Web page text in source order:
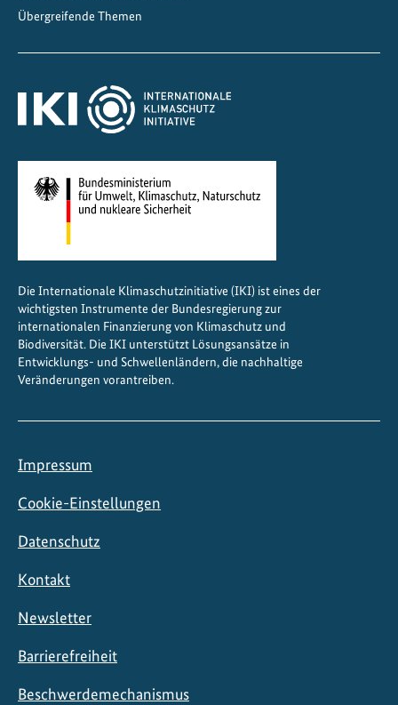
e
e
i
l
e
Übergreifende Themen
Die Internationale Klimaschutzinitiative (IKI) ist eines der
wichtigsten Instrumente der Bundesregierung zur
internationalen Finanzierung von Klimaschutz und
Biodiversität. Die IKI unterstützt Lösungsansätze in
Entwicklungs- und Schwellenländern, die nachhaltige
Veränderungen vorantreiben.
Impressum
Cookie-Einstellungen
Datenschutz
Kontakt
Newsletter
Barrierefreiheit
Beschwerdemechanismus